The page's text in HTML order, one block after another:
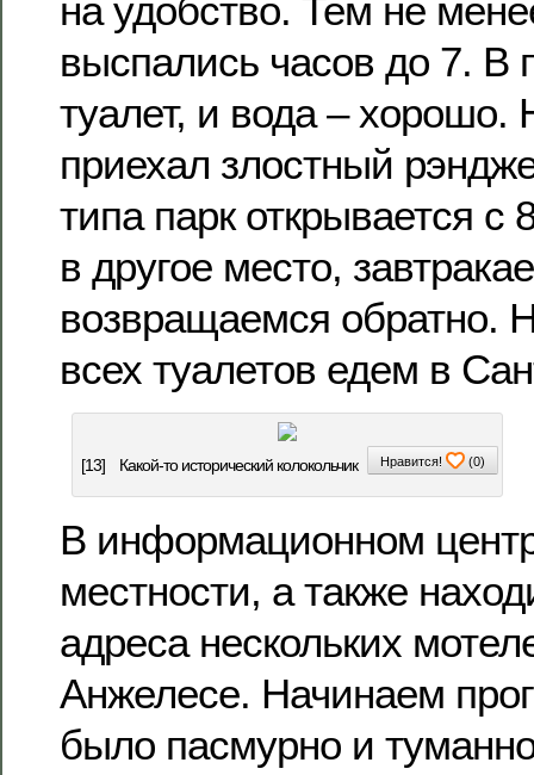
на удобство. Тем не
выспались часов до 7. В
туалет, и вода – хорошо.
приехал злостный
типа парк открывается
в другое место,
возвращаемся обратно.
всех туалетов едем в
[13] Какой-то исторический колокольчик Нравится! (0)
В информационном
местности, а также
адреса нескольких
Анжелесе. Начинаем
было пасмурно и